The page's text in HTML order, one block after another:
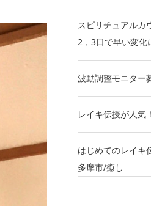
スピリチュアルカ
2，3日で早い変化
波動調整モニター
レイキ伝授が人気
はじめてのレイキ
多摩市/癒し